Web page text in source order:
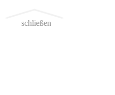
schließen